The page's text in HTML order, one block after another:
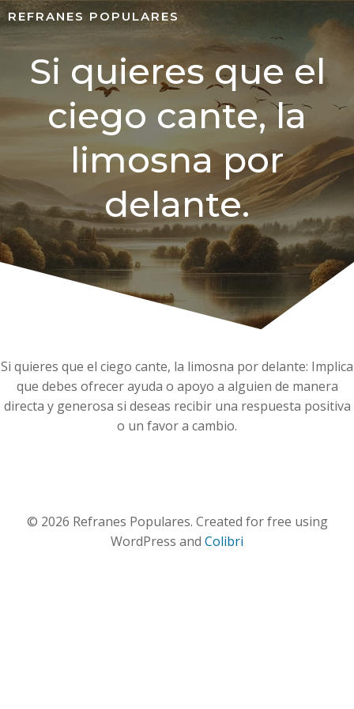
REFRANES POPULARES
Si quieres que el
ciego cante, la
limosna por
delante.
Si quieres que el ciego cante, la limosna por delante: Implica
que debes ofrecer ayuda o apoyo a alguien de manera
directa y generosa si deseas recibir una respuesta positiva
o un favor a cambio.
© 2026 Refranes Populares. Created for free using
WordPress and Colibri